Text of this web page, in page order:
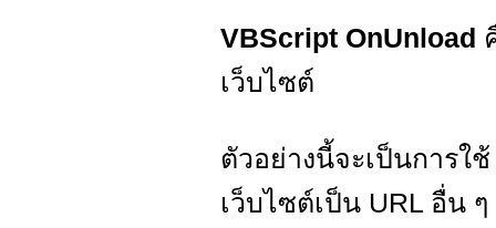
VBScript OnUnload
เว็บไซต์
ตัวอย่างนี้จะเป็นการใ
เว็บไซต์เป็น URL อื่น ๆ